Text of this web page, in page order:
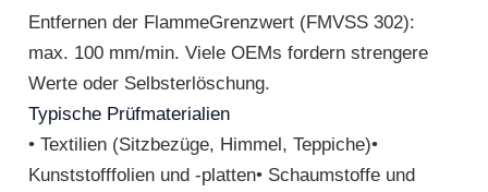
Entfernen der FlammeGrenzwert (FMVSS 302):
max. 100 mm/min. Viele OEMs fordern strengere
Werte oder Selbsterlöschung.
Typische Prüfmaterialien
• Textilien (Sitzbezüge, Himmel, Teppiche)•
Kunststofffolien und -platten• Schaumstoffe und